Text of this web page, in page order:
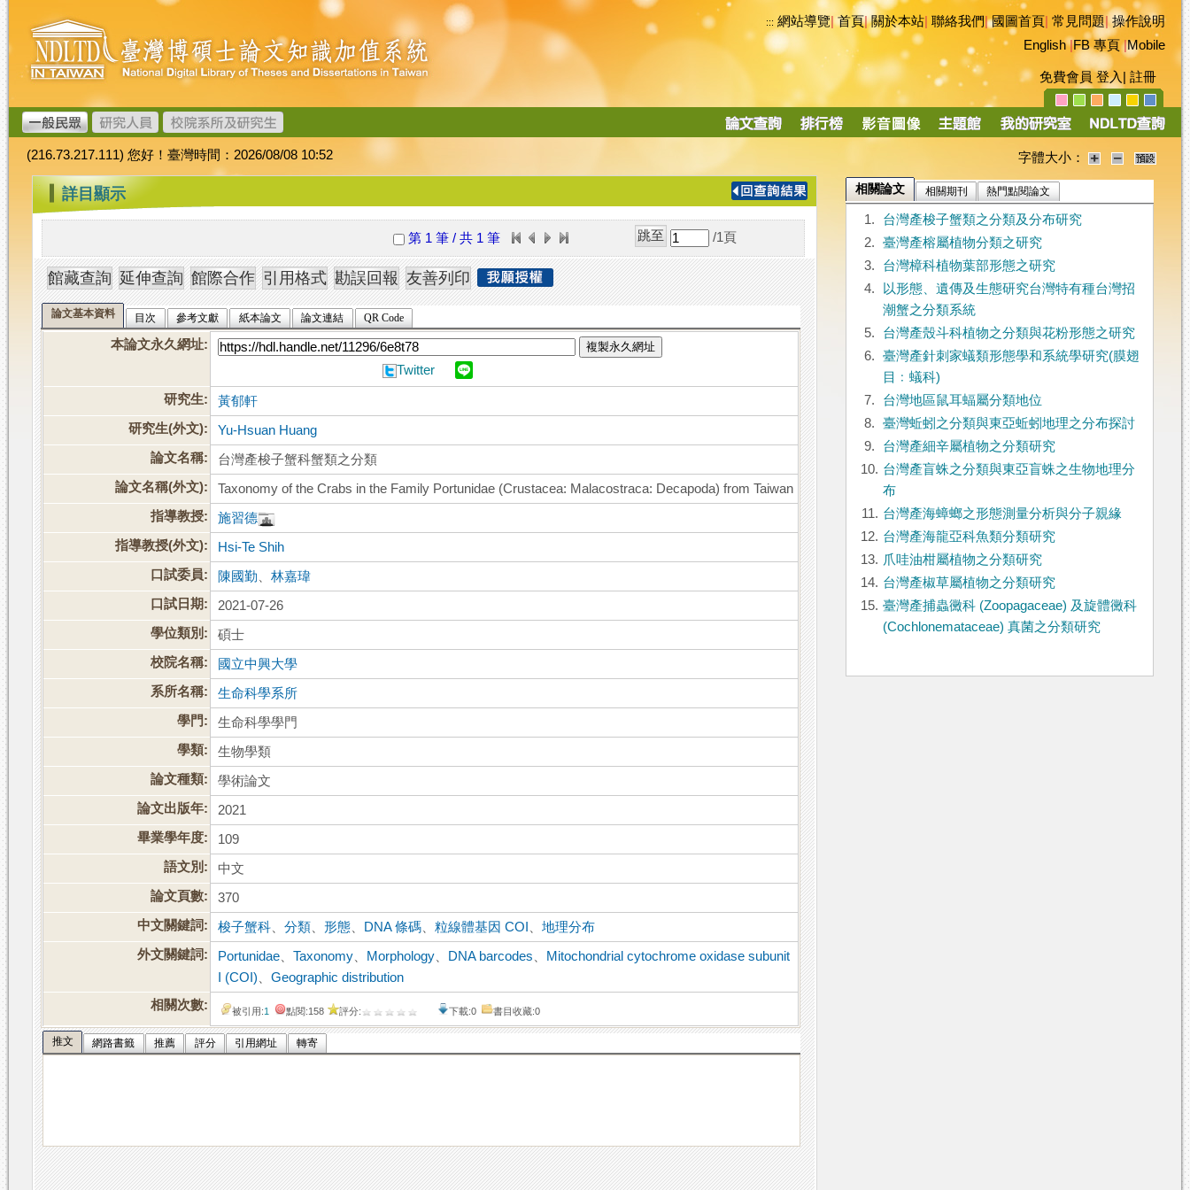
跳
到
主
要
內
容
臺
灣
博
碩
士
論
文
加
值
系
統
::: 網站導覽|首頁|關於本站 聯絡我們|國圖首頁 常見問題|操作說明
English|FB 專頁|Mobile
免費會員 登入 註冊
導
(216.73.217.111) 您好！臺灣時間：2026/08/08 10:52 字體大小：
::: 詳目顯示
第 1 筆 / 共 1 筆 /1 頁
論文基本資料 目次 參考文獻 紙本論文 論文連結 QR Code
本論文永久網址: 複製永久網址
Twitter
研究生:
黃郁軒
研究生(外文):
Yu-Hsuan Huang
論文名稱:
台灣產梭子蟹科蟹類之分類
論文名稱(外文):
Taxonomy of the Crabs in the Family Portunidae (Crustacea: Malacostraca: Decapoda) from Taiwan
指導教授:
施習德
指導教授(外文):
Hsi-Te Shih
口試委員:
陳國勤 、林嘉瑋
口試日期:
2021-07-26
學位類別:
碩士
校院名稱:
國立中興大學
系所名稱:
生命科學系所
學門:
生命科學學門
學類:
生物學類
論文種類:
學術論文
論文出版年:
2021
畢業學年度:
109
語文別:
中文
論文頁數:
370
中文關鍵詞:
梭子蟹科 、分類 、形態 DNA 條碼 、粒線體基因 COI 、地理分布
外文關鍵詞:
Portunidae 、Taxonomy Morphology DNA barcodes
Mitochondrial cytochrome oxidase subunit
I (COI) 、Geographic distribution
相關次數:
被引用:1 點閱:158 評分: 下載:0 書目收藏:0
推文 網路書籤 推薦 評分 引用網址 轉寄
相關論文 相關期刊 熱門點閱論文
1.
台灣產梭子蟹類之分類及分布研究
2.
臺灣產榕屬植物分類之研究
3.
台灣樟科植物葉部形態之研究
4.
以形態、遺傳及生態研究台灣特有種台灣招
潮蟹之分類系統
5.
台灣產殼斗科植物之分類與花粉形態之研究
6.
臺灣產針刺家蟻類形態學和系統學研究(膜翅
目﹕蟻科)
7.
台灣地區鼠耳蝠屬分類地位
8.
臺灣蚯蚓之分類與東亞蚯蚓地理之分布探討
9.
台灣產細辛屬植物之分類研究
10. 台灣產盲蛛之分類與東亞盲蛛之生物地理分
布
11. 台灣產海蟑螂之形態測量分析與分子親緣
12. 台灣產海龍亞科魚類分類研究
13. 爪哇油柑屬植物之分類研究
14. 台灣產椒草屬植物之分類研究
15. 臺灣產捕蟲黴科 (Zoopagaceae) 及旋體黴科
(Cochlonemataceae) 真菌之分類研究